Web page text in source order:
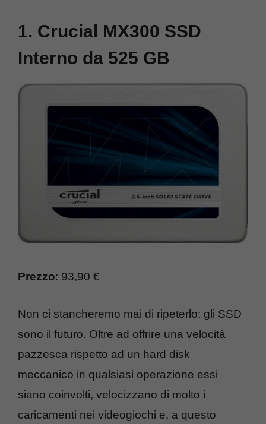
1. Crucial MX300 SSD
Interno da 525 GB
Prezzo: 93,90 €
Non ci stancheremo mai di ripeterlo: gli SSD
sono il futuro. Oltre ad offrire una velocità
pazzesca rispetto ad un hard disk
meccanico in qualsiasi operazione essi
siano coinvolti, velocizzano di molto i
caricamenti nei videogiochi e, a questo